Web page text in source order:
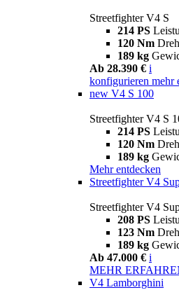
Streetfighter V4 S
214 PS
120 Nm
189 kg
Ab 28.390 € i
konfigurieren mehr
new V4 S 100
Streetfighter V4 S
214 PS
120 Nm
189 kg
Mehr entdecken
Streetfighter V4
Streetfighter V4
208 PS
123 Nm
189 kg
Ab 47.000 € i
MEHR
V4 Lamborghini